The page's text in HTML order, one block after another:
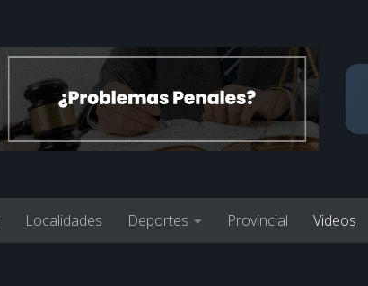
Localidades Deportes Provincial Videos